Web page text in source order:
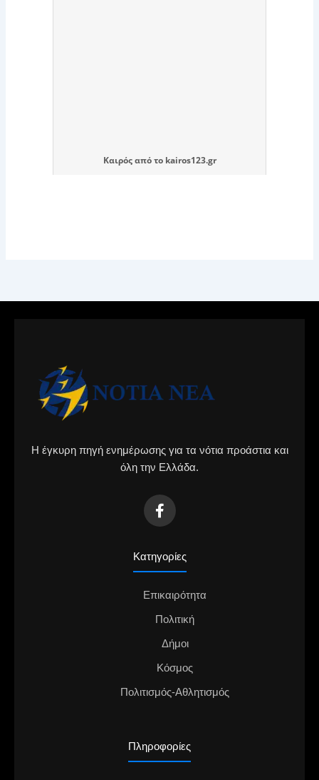
Καιρόςαπό το kairos123.gr
Η έγκυρη πηγή ενημέρωσης για τα νότια προάστια και
όλη την Ελλάδα.
Κατηγορίες
Επικαιρότητα
Πολιτική
Δήμοι
Κόσμος
Πολιτισμός-Αθλητισμός
Πληροφορίες